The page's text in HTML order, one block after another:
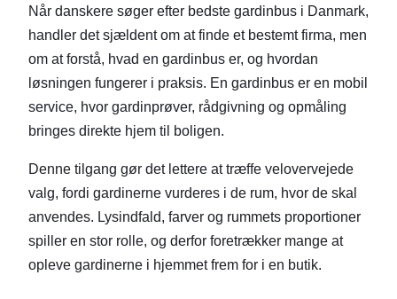
Når danskere søger efter bedste gardinbus i Danmark,
handler det sjældent om at finde et bestemt firma, men
om at forstå, hvad en gardinbus er, og hvordan
løsningen fungerer i praksis. En gardinbus er en mobil
service, hvor gardinprøver, rådgivning og opmåling
bringes direkte hjem til boligen.
Denne tilgang gør det lettere at træffe velovervejede
valg, fordi gardinerne vurderes i de rum, hvor de skal
anvendes. Lysindfald, farver og rummets proportioner
spiller en stor rolle, og derfor foretrækker mange at
opleve gardinerne i hjemmet frem for i en butik.